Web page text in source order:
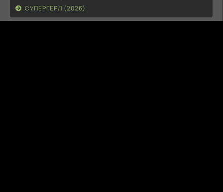
СУПЕРГЁРЛ (2026)